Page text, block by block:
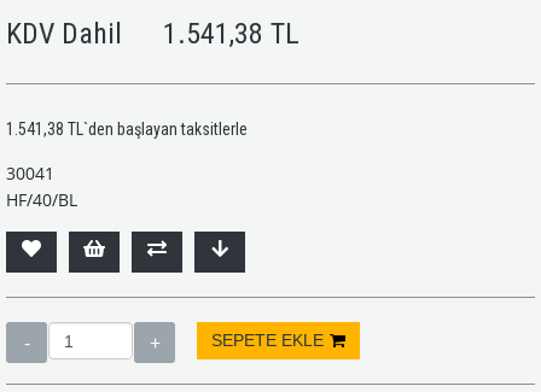
KDV Dahil 1.541,38 TL
1.541,38 TL `den başlayan taksitlerle
30041
HF/40/BL